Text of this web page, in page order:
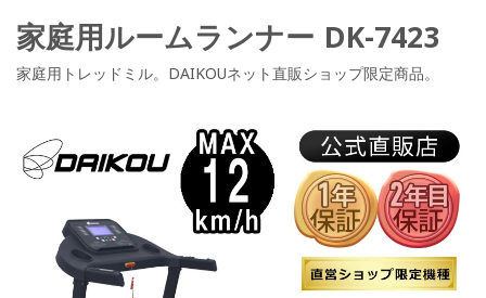
家庭用ルームランナー DK-7423
家庭用トレッドミル。DAIKOUネット直販ショップ限定商品。